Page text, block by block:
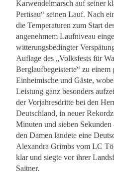
Karwendelmarsch auf seiner
Pertisau“ seinen Lauf. Nach
die Temperaturen zum Start
angenehmem Laufniveau
witterungsbedingter
Auflage des „Volksfests für
Berglaufbegeisterte“ zu
Einheimische und Gäste,
Leistung ganz besonders
der Vorjahresdritte bei den
Deutschland, in neuer
Minuten und sieben
den Damen landete eine
Alexandra Grimbs vom LC
klar und siegte vor ihrer
Saitner.